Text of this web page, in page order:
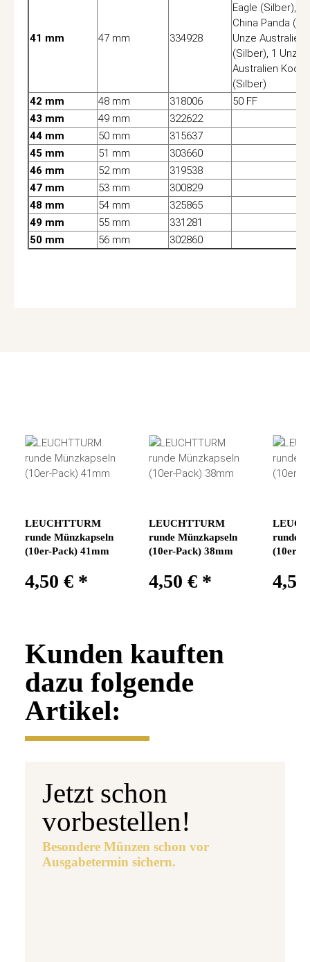
41 mm 47 mm 334928
Eagle (Silber), 1
China Panda
Unze Australien
(Silber), 1 Unze
Australien
(Silber)
42 mm
48 mm 318006
50 FF
43 mm
49 mm
322622
44 mm
50 mm
315637
45 mm
51 mm
303660
46 mm
52 mm
319538
47 mm
53 mm
300829
48 mm
54 mm
325865
49 mm
55 mm
331281
50 mm
56 mm 302860
LEUCHTTURM
runde Münzkapseln
(10er-Pack) 41mm
4,50 € *
LEUCHTTURM
runde Münzkapseln
(10er-Pack) 38mm
4,50 € *
runde
(10er-
Kunden kauften
dazu folgende
Artikel:
Jetzt schon
vorbestellen!
Besondere Münzen schon vor
Ausgabetermin sichern.